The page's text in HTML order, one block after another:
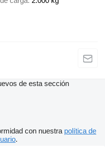
de esta sección
con nuestra política de
.